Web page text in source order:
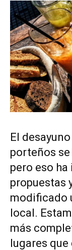
El
porteños
pero eso
propuestas
modificado
local.
más
lugares